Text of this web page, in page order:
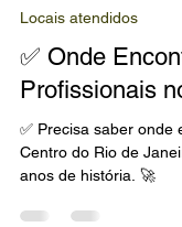
Marco Souza
há 2 dias
3 min
Locais atendidos
✅ Onde